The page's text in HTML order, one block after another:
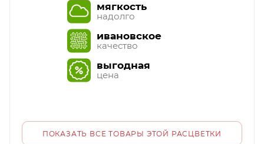
мягкость
надолго
ивановское
качество
выгодная
цена
ПОКАЗАТЬ ВСЕ ТОВАРЫ ЭТОЙ РАСЦВЕТКИ